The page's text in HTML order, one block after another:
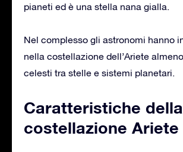
pianeti ed è una stella nana gialla.
Nel complesso gli astronomi hanno
nella costellazione dell’Ariete
celesti tra stelle e sistemi planetari.
Caratteristiche della
costellazione Ariete